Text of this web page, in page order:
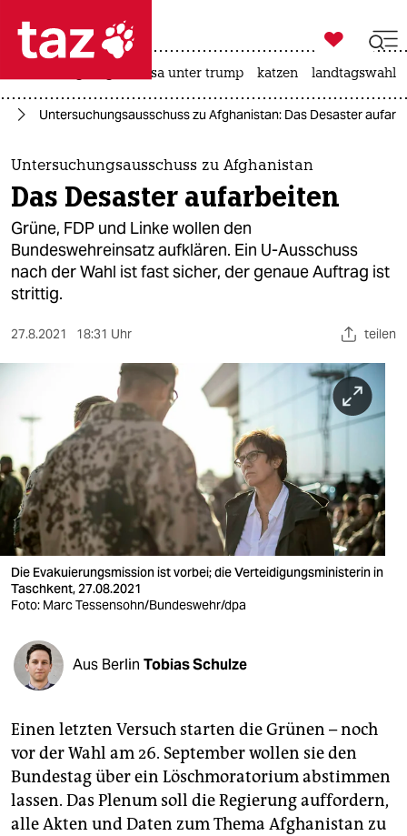
 taz zahl ich
taz zahl ich
themen
politik
öko
gesellschaft
kultur
sport
berlin
nord
wahrheit
verlag
verlag
veranstaltungen
shop
fragen & hilfe
abo
genossenschaft
epaper login

taz zahl ich
usa unter trump katzen landtagswahl
Untersuchungsausschuss zu Afghanistan: Das Desaster
Untersuchungsausschuss zu Afghanistan
Das Desaster aufarbeiten
Grüne, FDP und Linke wollen den
Bundeswehreinsatz aufklären. Ein U-Ausschuss
nach der Wahl ist fast sicher, der genaue Auftrag ist
strittig.
27.8.2021 18:31 Uhr teilen
Die Evakuierungsmission ist vorbei; die Verteidigungsministerin in
Taschkent, 27.08.2021
Foto: Marc Tessensohn/Bundeswehr/dpa
Aus Berlin Tobias Schulze
Einen letzten Versuch starten die Grünen – noch
vor der Wahl am 26. September wollen sie den
Bundestag über ein Löschmoratorium abstimmen
lassen. Das Plenum soll die Regierung auffordern,
alle Akten und Daten zum Thema Afghanistan zu